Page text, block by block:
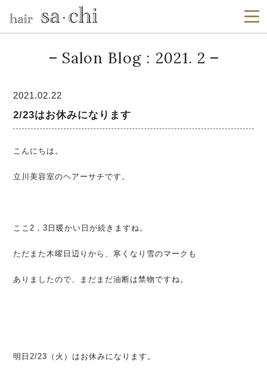
Salon Blog : 2021. 2
2021.02.22
2/23はお休みになります
こんにちは。
立川美容室のヘアーサチです。
ここ2，3日暖かい日が続きますね。
ただまた木曜日辺りから、寒くなり雪のマークも
ありましたので、まだまだ油断は禁物ですね。
明日2/23（火）はお休みになります。